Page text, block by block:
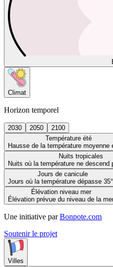
Climat
Horizon temporel
2030 2050
2100
Température été
Hausse de la température moyenne
Nuits tropicales
Nuits où la température ne descend
Jours de canicule
Jours où la température dépasse
Élévation niveau mer
Élévation prévue du niveau de la
Une initiative par Bonpote.com
Soutenir le projet
Villes